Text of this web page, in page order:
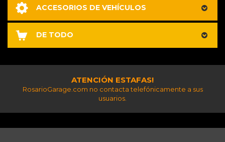
ACCESORIOS DE VEHÍCULOS
DE TODO
ATENCIÓN ESTAFAS!
RosarioGarage.com no contacta telefónicamente a sus
usuarios.